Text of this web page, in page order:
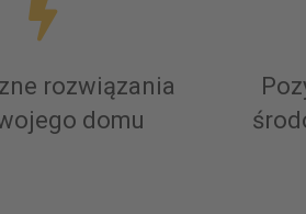
rozwiązania
domu